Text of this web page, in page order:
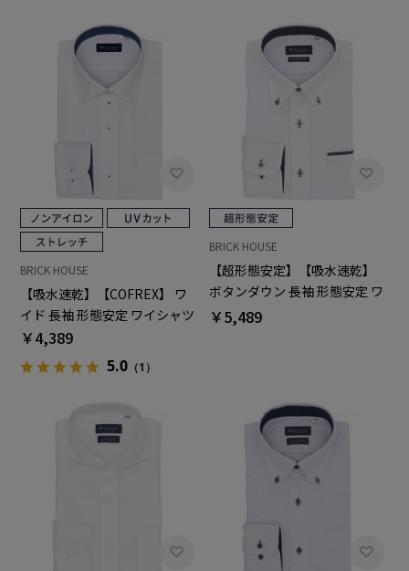
BRICK HOUSE
【吸水速乾】【COFREX】 ワ
イド 長袖 形態安定 ワイシャツ
￥4,389
5.0（1）
BRICK HOUSE
【超形態安定】【吸水速乾】
ボタンダウン 長袖 形態安定 ワ
イシャツ
￥5,489